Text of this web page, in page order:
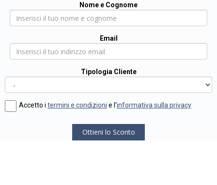
Nome e Cognome
Email
Tipologia Cliente
Accetto i termini e condizioni e l'informativa sulla privacy
Ottieni lo Sconto